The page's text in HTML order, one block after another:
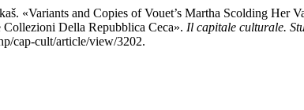
«Variants and Copies of Vouet’s Martha Scolding
Della Repubblica Ceca». Il capitale culturale.
cap-cult/article/view/3202.